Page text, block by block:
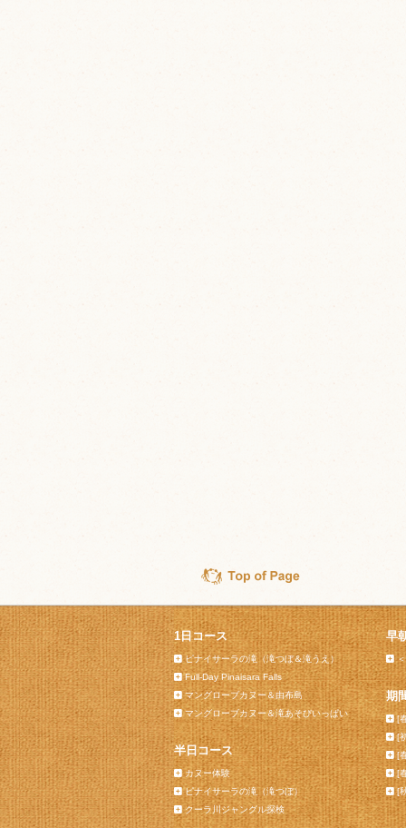
1日コース
ピナイサーラの滝（滝つぼ＆滝うえ）
Full-Day Pinaisara Falls
マングローブカヌー＆由布島
マングローブカヌー＆滝あそびいっぱい
半日コース
カヌー体験
ピナイサーラの滝（滝つぼ）
クーラ川ジャングル探検
早
期
[
[
[
[
[